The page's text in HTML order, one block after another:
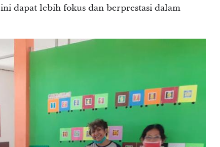
dapat lebih fokus dan berprestasi dalam